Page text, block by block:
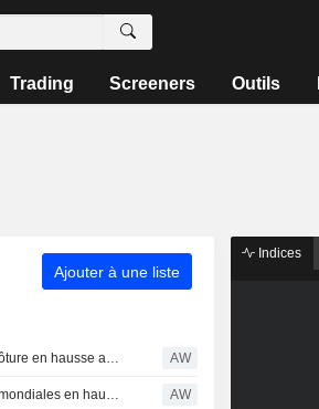
Trading Screeners Outils
Ajouter à une liste
Wall Street clôture en hausse après l'emploi américain AW
Les Bourses mondiales en hausse après l'emploi américain, records en Europe AW
Indices